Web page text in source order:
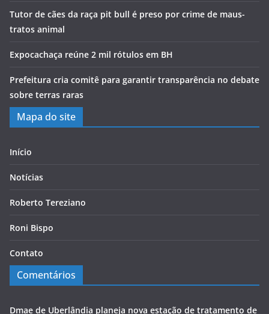
Tutor de cães da raça pit bull é preso por crime de maus-
tratos animal
Expocachaça reúne 2 mil rótulos em BH
Prefeitura cria comitê para garantir transparência no debate
sobre terras raras
Mapa do site
Início
Notícias
Roberto Tereziano
Roni Bispo
Contato
Comentários
Dmae de Uberlândia planeja nova estação de tratamento de